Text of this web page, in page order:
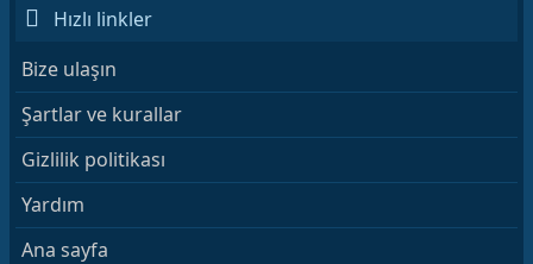
Hızlı linkler
Bize ulaşın
Şartlar ve kurallar
Gizlilik politikası
Yardım
Ana sayfa